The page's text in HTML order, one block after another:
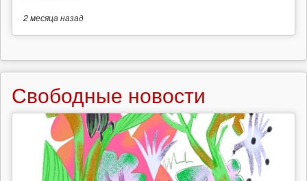
2 месяцаназад
Свободные новости